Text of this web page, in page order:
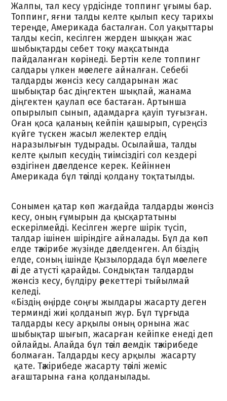
Жалпы, тал кесу үрдісінде топпинг ұғымы бар.
Топпинг, яғни талды келте қылып кесу тарихы
тереңде, Америкада басталған. Сол уақыттары
талды кесіп, кесілген жерден шыққан жас
шыбықтарды себет тоқу мақсатында
пайдаланған көрінеді. Бертін келе топпинг
салдары үлкен мәселеге айналған. Себебі
талдарды жөнсіз кесу салдарынан жас
шыбықтар бас діңгектен шықпай, жанама
діңгектен қаулап өсе бастаған. Артынша
опырылып сынып, адамдарға қауіп туғызған.
Оған қоса қаланың кейпін қашырып, сүреңсіз
күйге түскен жасыл желектер елдің
наразылығын тудырады. Осылайша, талды
келте қылып кесудің тиімсіздігі сол кездері
өздігінен дәлелденсе керек. Кейіннен
Америкада бұл тәсілді қолдану тоқтатылды.
Сонымен қатар көп жағдайда талдарды жөнсіз
кесу, оның ғұмырын да қысқартатыны
ескерілмейді. Кесілген жерге шірік түсіп,
талдар ішінен шіріндіге айналады. Бұл да көп
елде тәжірибе жүзінде дәлелденген. Ал біздің
елде, соның ішінде Қызылордада бұл мәселеге
әлі де атүсті қарайды. Сондықтан талдарды
жөнсіз кесу, бүлдіру әрекеттері тыйылмай
келеді.
«Біздің өңірде соңғы жылдары жасарту деген
терминді жиі қолданып жүр. Бұл тұрғыда
талдарды кесу арқылы оның орнына жас
шыбықтар шығып, жасарған кейіпке енеді деп
ойлайды. Алайда бұл тәсіл әлемдік тәжірибеде
болмаған. Талдарды кесу арқылы жасарту
қате. Тәжірибеде жасарту тәсілі жеміс
ағаштарына ғана қолданылады.